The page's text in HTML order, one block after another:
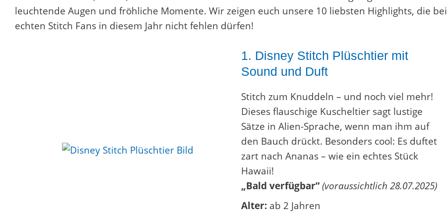
leuchtende Augen und fröhliche Momente. Wir zeigen euch unsere 10 liebsten Highlights, die bei
echten Stitch Fans in diesem Jahr nicht fehlen dürfen!
1. Disney Stitch Plüschtier mit
Sound und Duft
Stitch zum Knuddeln – und noch viel mehr!
Dieses flauschige Kuscheltier sagt lustige
Sätze in Alien-Sprache, wenn man ihm auf
den Bauch drückt. Besonders cool: Es duftet
zart nach Ananas – wie ein echtes Stück
Hawaii!
„Bald verfügbar”(voraussichtlich 28.07.2025)
Alter:ab 2 Jahren